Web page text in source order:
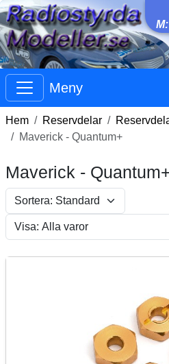
Meny
Hem Reservdelar
Maverick - Quantum+
Maverick -